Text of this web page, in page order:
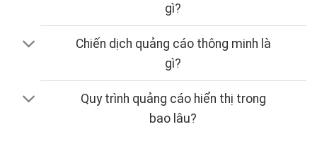
gì?
Chiến dịch quảng cáo thông minh là
gì?
Quy trình quảng cáo hiển thị trong
bao lâu?